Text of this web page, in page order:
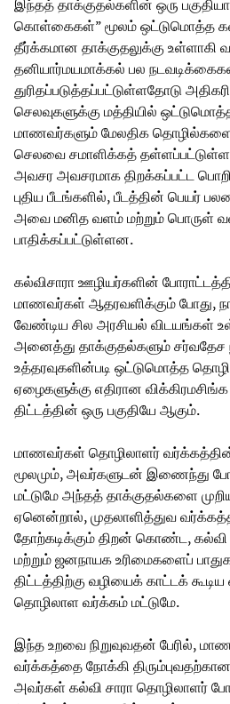
இந்தத் தாக்குதல்களின் ஒரு
கொள்கைகள்” மூலம் ஒட்டுமொத்த
தீர்க்கமான தாக்குதலுக்கு உள்ளாகி
தனியார்மயமாக்கல் பல
துரிதப்படுத்தப்பட்டுள்ளதோடு
செலவுகளுக்கு மத்தியில்
மாணவர்களும் மேலதிக
செலவை சமாளிக்கத்
அவசர அவசரமாக திறக்கப்பட்ட
புதிய பீடங்களில், பீடத்தின் பெயர்
அவை மனித வளம் மற்றும் பொருள்
பாதிக்கப்பட்டுள்ளன.
கல்விசாரா ஊழியர்களின்
மாணவர்கள் ஆதரவளிக்கும் போது,
வேண்டிய சில அரசியல் விடயங்கள்
அனைத்து தாக்குதல்களும் சர்வதேச
உத்தரவுகளின்படி ஒட்டுமொத்த
ஏழைகளுக்கு எதிரான
திட்டத்தின் ஒரு பகுதியே ஆகும்.
மாணவர்கள் தொழிலாளர் வர்க்கத்தின்
மூலமும், அவர்களுடன் இணைந்து
மட்டுமே அந்தத் தாக்குதல்களை
ஏனென்றால், முதலாளித்துவ
தோற்கடிக்கும் திறன் கொண்ட, கல்வி
மற்றும் ஜனநாயக உரிமைகளைப்
திட்டத்திற்கு வழியைக் காட்டக் கூடிய
தொழிலாள வர்க்கம் மட்டுமே.
இந்த உறவை நிறுவுவதன் பேரில்,
வர்க்கத்தை நோக்கி திரும்புவதற்கான
அவர்கள் கல்வி சாரா தொழிலாளர்